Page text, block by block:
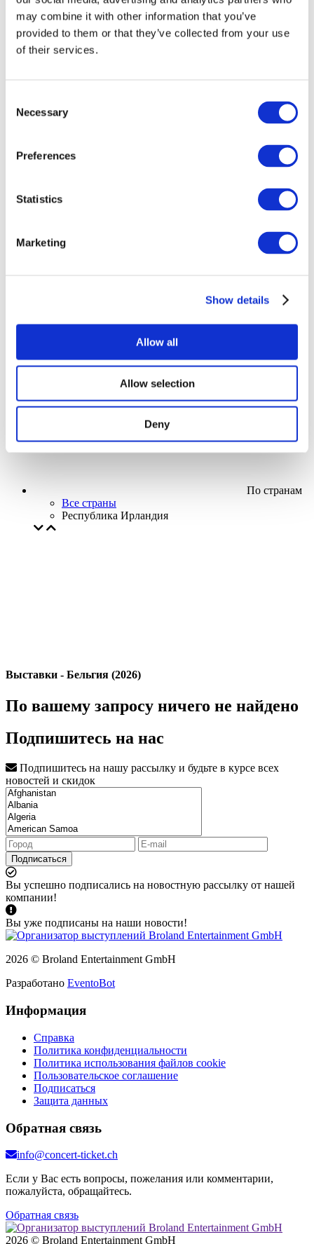
may combine it with other information that you’ve
provided to them or that they’ve collected from your use
of their services.
Selection
Necessary
Preferences
Statistics
Marketing
Show details
Allow all
Allow selection
Deny
Творческий вечер
Наше спецпредложение
Применить
По странам
Все страны
Республика Ирландия
Выставки - Бельгия (2026)
По вашему запросу ничего не найдено
Подпишитесь на нас
Подпишитесь на нашу рассылку и будьте в курсе всех
новостей и скидок
Подписаться
Вы успешно подписались на новостную рассылку от нашей
компании!
Вы уже подписаны на наши новости!
2026 © Broland Entertainment GmbH
Разработано EventoBot
Информация
Справка
Политика конфиденциальности
Политика использования файлов cookie
Пользовательское соглашение
Подписаться
Защита данных
Обратная связь
info@concert-ticket.ch
Если у Вас есть вопросы, пожелания или комментарии,
пожалуйста, обращайтесь.
Обратная связь
2026 © Broland Entertainment GmbH